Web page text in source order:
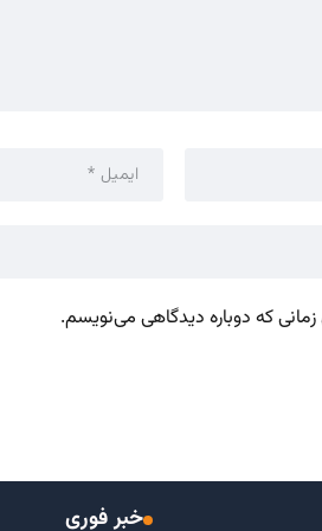
که دوباره دیدگاهی می‌نویسم.
خبر فوری